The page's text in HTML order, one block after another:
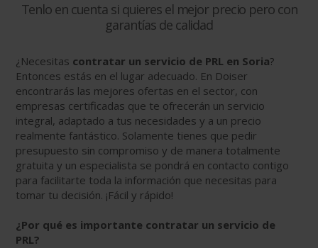
Tenlo en cuenta si quieres el mejor precio pero con
garantías de calidad
¿Necesitas contratar un servicio de PRL en Soria?
Entonces estás en el lugar adecuado. En Doiser
encontrarás las mejores ofertas en el sector, con
empresas certificadas que te ofrecerán un servicio
integral, adaptado a tus necesidades y a un precio
realmente fantástico. Solamente tienes que pedir
presupuesto sin compromiso y de manera totalmente
gratuita y un especialista se pondrá en contacto contigo
para facilitarte toda la información que necesitas para
tomar tu decisión. ¡Fácil y rápido!
¿Por qué es importante contratar un servicio de
PRL?